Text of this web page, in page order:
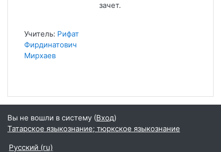
зачет.
Учитель: Рифат
Фирдинатович
Мирхаев
Вы не вошли в систему (Вход)
Татарское языкознание; тюркское языкознание
Русский ‎(ru)‎